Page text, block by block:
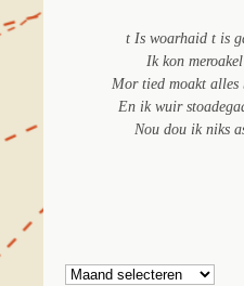
t Is woarhaid t is
Ik kon
Mor tied moakt alles
En ik wuir
Nou dou ik niks
Archief